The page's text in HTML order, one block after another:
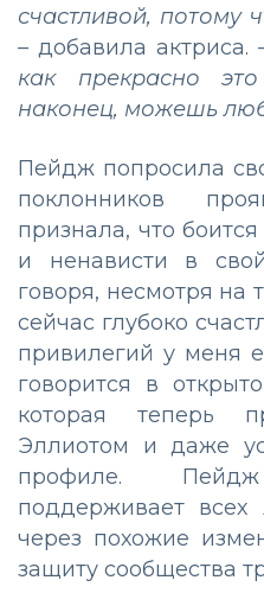
счастливой, потому
– добавила актриса.
как прекрасно
наконец, можешь
Пейдж попросила
поклонников
признала, что
и ненависти в
говоря, несмотря на
сейчас глубоко
привилегий у меня
говорится в
которая теперь
Эллиотом и даже
профиле.
поддерживает
через похожие
защиту сообщества